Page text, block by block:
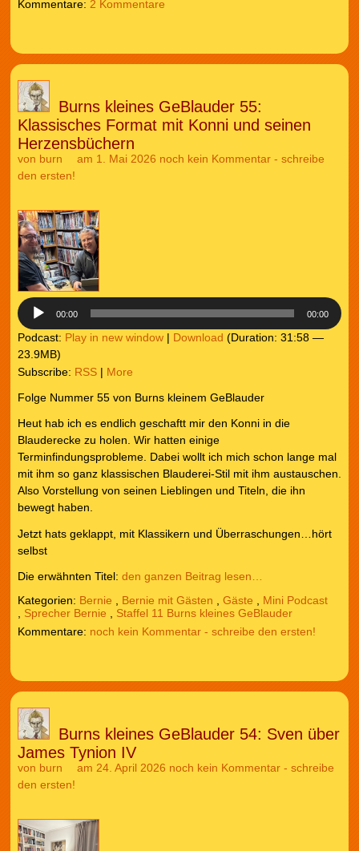
2 Kommentare
Burns kleines GeBlauder 55:
Klassisches Format mit Konni und seinen
Herzensbüchern
von burn am 1. Mai 2026 noch kein Kommentar - schreibe
den ersten!
00:00 00:00
Podcast: Play in new window| Download (Duration: 31:58 —
23.9MB)
Subscribe: RSS| More
Folge Nummer 55 von Burns kleinem GeBlauder
Heut hab ich es endlich geschaftt mir den Konni in die
Blauderecke zu holen. Wir hatten einige
Terminfindungsprobleme. Dabei wollt ich mich schon lange mal
mit ihm so ganz klassischen Blauderei-Stil mit ihm austauschen.
Also Vorstellung von seinen Lieblingen und Titeln, die ihn
bewegt haben.
Jetzt hats geklappt, mit Klassikern und Überraschungen…hört
selbst
Die erwähnten Titel: den ganzen Beitrag lesen…
Kategorien: Bernie Bernie mit Gästen Gäste
Mini Podcast
Sprecher Bernie
Staffel 11 Burns kleines GeBlauder
noch kein Kommentar - schreibe den ersten!
Burns kleines GeBlauder 54: Sven über
James Tynion IV
von burn am 24. April 2026 noch kein Kommentar - schreibe
den ersten!